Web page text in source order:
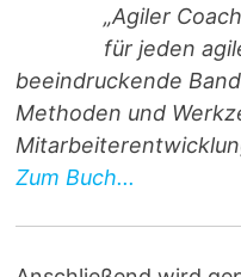
„Agiler
für jeden
beeindruckende
Methoden und
Zum Buch...